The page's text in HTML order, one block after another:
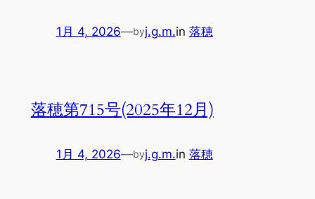
1月 4, 2026—byj.g.m.in 落穂
落穂第715号(2025年12月)
1月 4, 2026—byj.g.m.in 落穂